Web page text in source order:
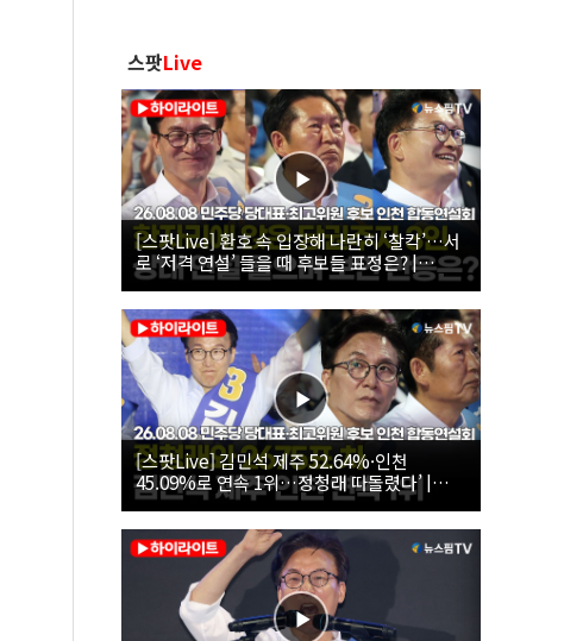
스팟Live
[스팟Live] 환호 속 입장해 나란히 ‘찰칵’…서
로 ‘저격 연설’ 들을 때 후보들 표정은? |
26.08.08 더불어민주당 당대표·최고위원 후
보 인천 합동연설회
[스팟Live] 김민석 제주 52.64%·인천
45.09%로 연속 1위…정청래 따돌렸다’ |
26.08.08 더불어민주당 당대표·최고위원 후
보 인천 합동연설회